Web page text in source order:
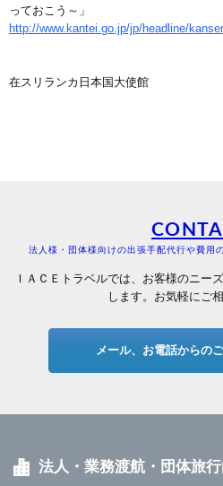
っておこう～」
http://www.kantei.go.jp/jp/headline/
在スリランカ日本国大使館
法人様・団体様向けの出張手配代行や費用
ＩＡＣＥトラベルでは、お客様のニー
します。お気軽にご
メール、お電話からの
法人・業務渡航・団体旅